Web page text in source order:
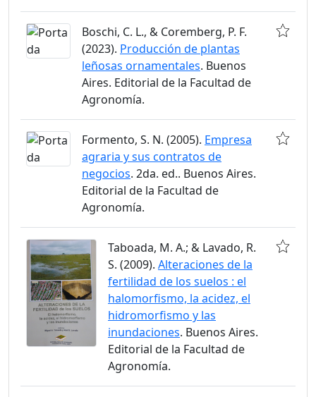
Boschi, C. L., & Coremberg, P. F.
(2023). Producción de plantas
leñosas ornamentales. Buenos
Aires. Editorial de la Facultad de
Agronomía.
Formento, S. N. (2005). Empresa
agraria y sus contratos de
negocios. 2da. ed.. Buenos Aires.
Editorial de la Facultad de
Agronomía.
Taboada, M. A.; & Lavado, R.
S. (2009). Alteraciones de la
fertilidad de los suelos : el
halomorfismo, la acidez, el
hidromorfismo y las
inundaciones. Buenos Aires.
Editorial de la Facultad de
Agronomía.